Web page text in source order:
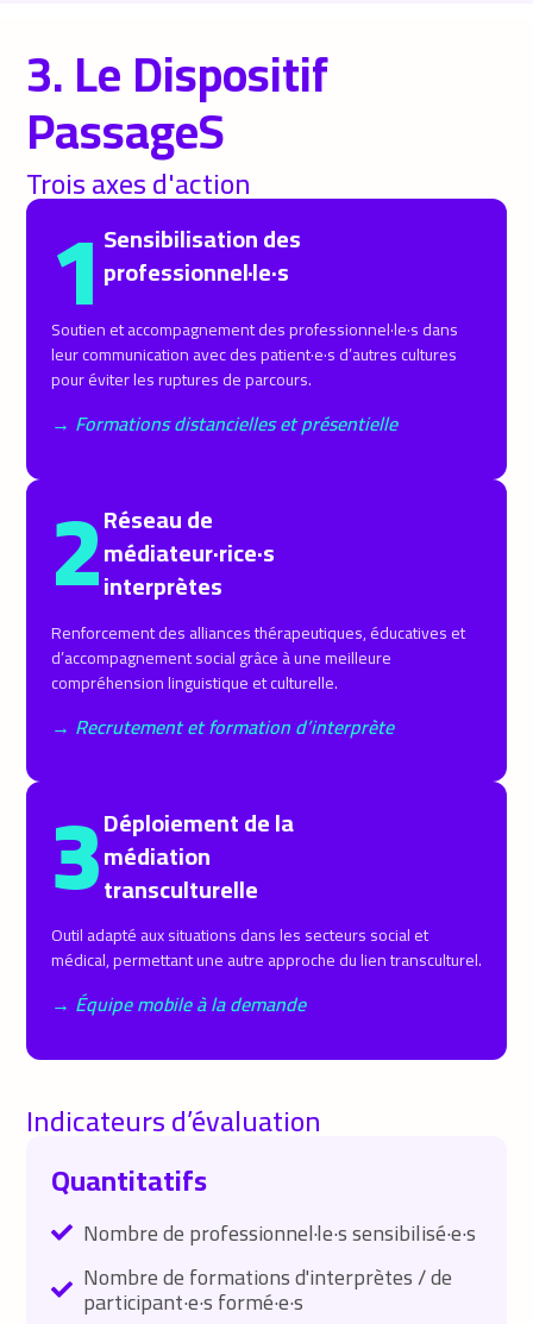
3. Le Dispositif
PassageS
Trois axes d'action
1 Sensibilisation des
professionnel·le·s
Soutien et accompagnement des professionnel·le·s dans
leur communication avec des patient·e·s d’autres cultures
pour éviter les ruptures de parcours.
→ Formations distancielles et présentielle
2Réseau de
médiateur·rice·s
interprètes
Renforcement des alliances thérapeutiques, éducatives et
d’accompagnement social grâce à une meilleure
compréhension linguistique et culturelle.
→ Recrutement et formation d’interprète
3Déploiement de la
médiation
transculturelle
Outil adapté aux situations dans les secteurs social et
médical, permettant une autre approche du lien transculturel.
→ Équipe mobile à la demande
Indicateurs d’évaluation
Quantitatifs
Nombre de professionnel·le·s sensibilisé·e·s
Nombre de formations d'interprètes / de
participant·e·s formé·e·s